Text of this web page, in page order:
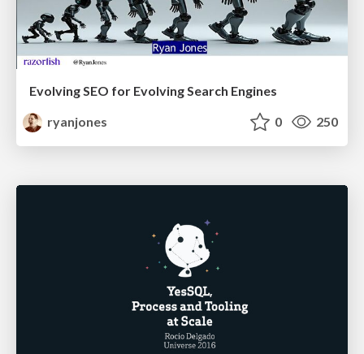
Evolving SEO for Evolving Search Engines
ryanjones
0 250